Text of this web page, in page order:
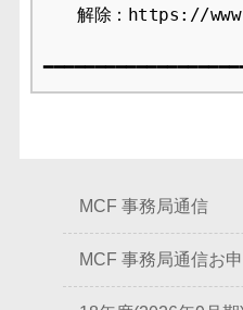
解除：https://
MCF 事務局通信
MCF 事務局通信お